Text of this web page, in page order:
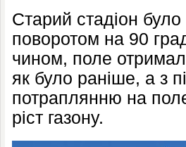
Старий стадіон
поворотом на 90
чином, поле
як було раніше, а з
потраплянню на
ріст газону.